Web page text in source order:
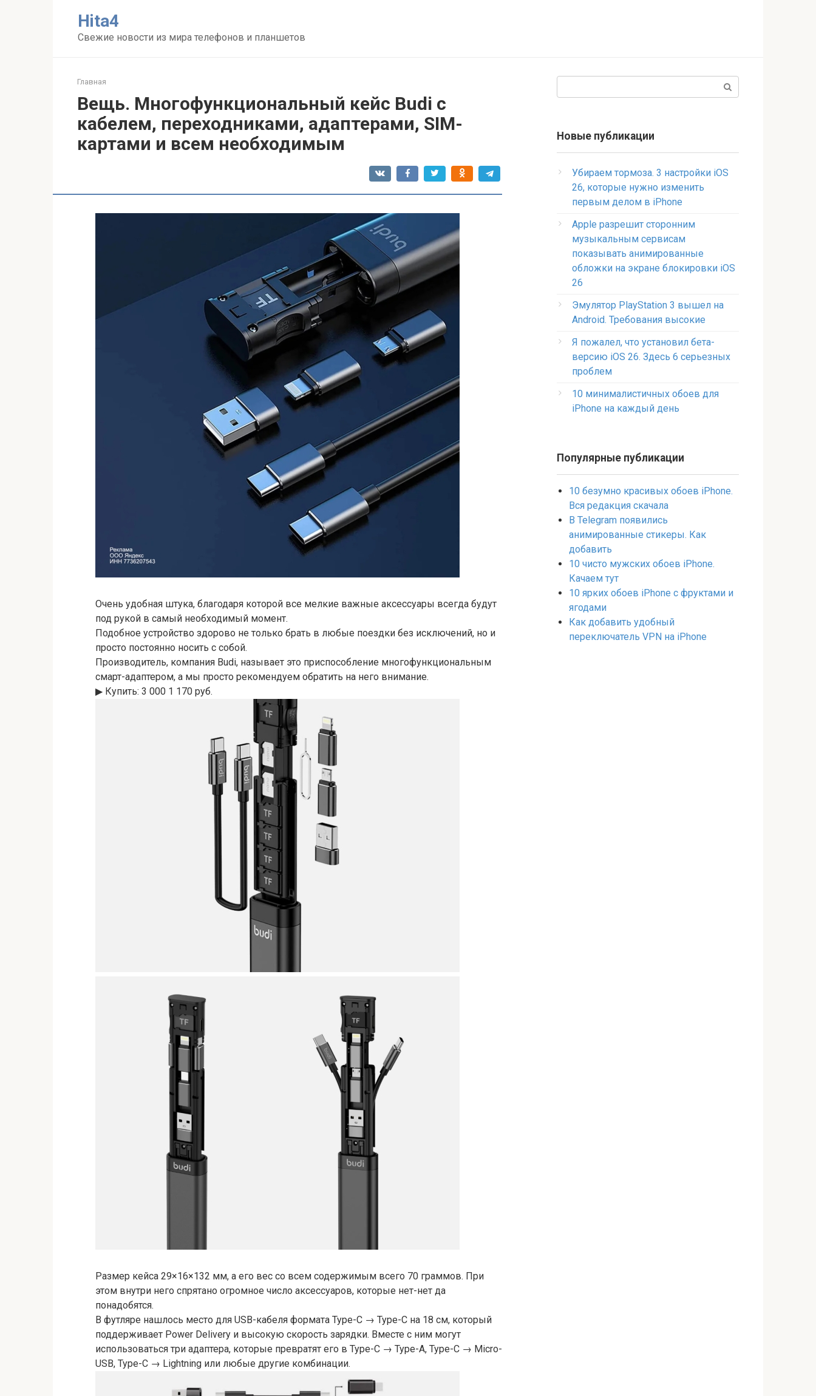
Нita4
Свежие новости из мира телефонов и планшетов
Главная
Вещь. Многофункциональный кейс Budi с
кабелем, переходниками, адаптерами, SIM-
картами и всем необходимым
Очень удобная штука, благодаря которой все мелкие важные аксессуары всегда будут
под рукой в самый необходимый момент.
Подобное устройство здорово не только брать в любые поездки без исключений, но и
просто постоянно носить с собой.
Производитель, компания Budi, называет это приспособление многофункциональным
смарт-адаптером, а мы просто рекомендуем обратить на него внимание.
▶︎ Купить: 3 000 1 170 руб.
Размер кейса 29×16×132 мм, а его вес со всем содержимым всего 70 граммов. При
этом внутри него спрятано огромное число аксессуаров, которые нет-нет да
понадобятся.
В футляре нашлось место для USB-кабеля формата Type-C → Type-C на 18 см, который
поддерживает Power Delivery и высокую скорость зарядки. Вместе с ним могут
использоваться три адаптера, которые превратят его в Type-C → Type-A, Type-C → Micro-
USB, Type-C → Lightning или любые другие комбинации.
Новые публикации
Убираем тормоза. 3 настройки iOS
26, которые нужно изменить
первым делом в iPhone
Apple разрешит сторонним
музыкальным сервисам
показывать анимированные
обложки на экране блокировки iOS
26
Эмулятор PlayStation 3 вышел на
Android. Требования высокие
Я пожалел, что установил бета-
версию iOS 26. Здесь 6 серьезных
проблем
10 минималистичных обоев для
iPhone на каждый день
Популярные публикации
10 безумно красивых обоев iPhone.
Вся редакция скачала
В Telegram появились
анимированные стикеры. Как
добавить
10 чисто мужских обоев iPhone.
Качаем тут
10 ярких обоев iPhone с фруктами и
ягодами
Как добавить удобный
переключатель VPN на iPhone